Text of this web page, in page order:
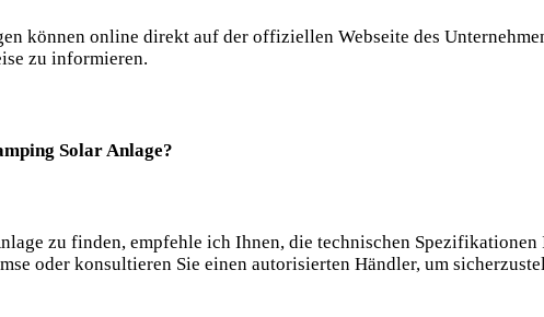
können online direkt auf der offiziellen Webseite des
zu informieren.
Solar Anlage?
zu finden, empfehle ich Ihnen, die technischen
oder konsultieren Sie einen autorisierten Händler, um